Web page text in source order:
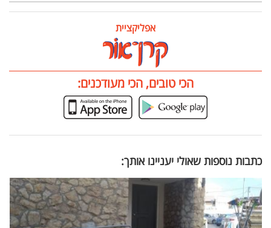
אפליקציית
הכי טובים, הכי מעודכנים:
כתבות נוספות שאולי יעניינו אותך: